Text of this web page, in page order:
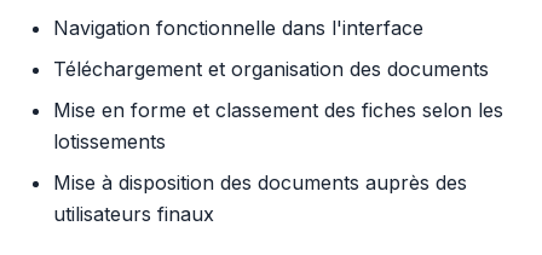
Navigation fonctionnelle dans l'interface
Téléchargement et organisation des documents
Mise en forme et classement des fiches selon les
lotissements
Mise à disposition des documents auprès des
utilisateurs finaux